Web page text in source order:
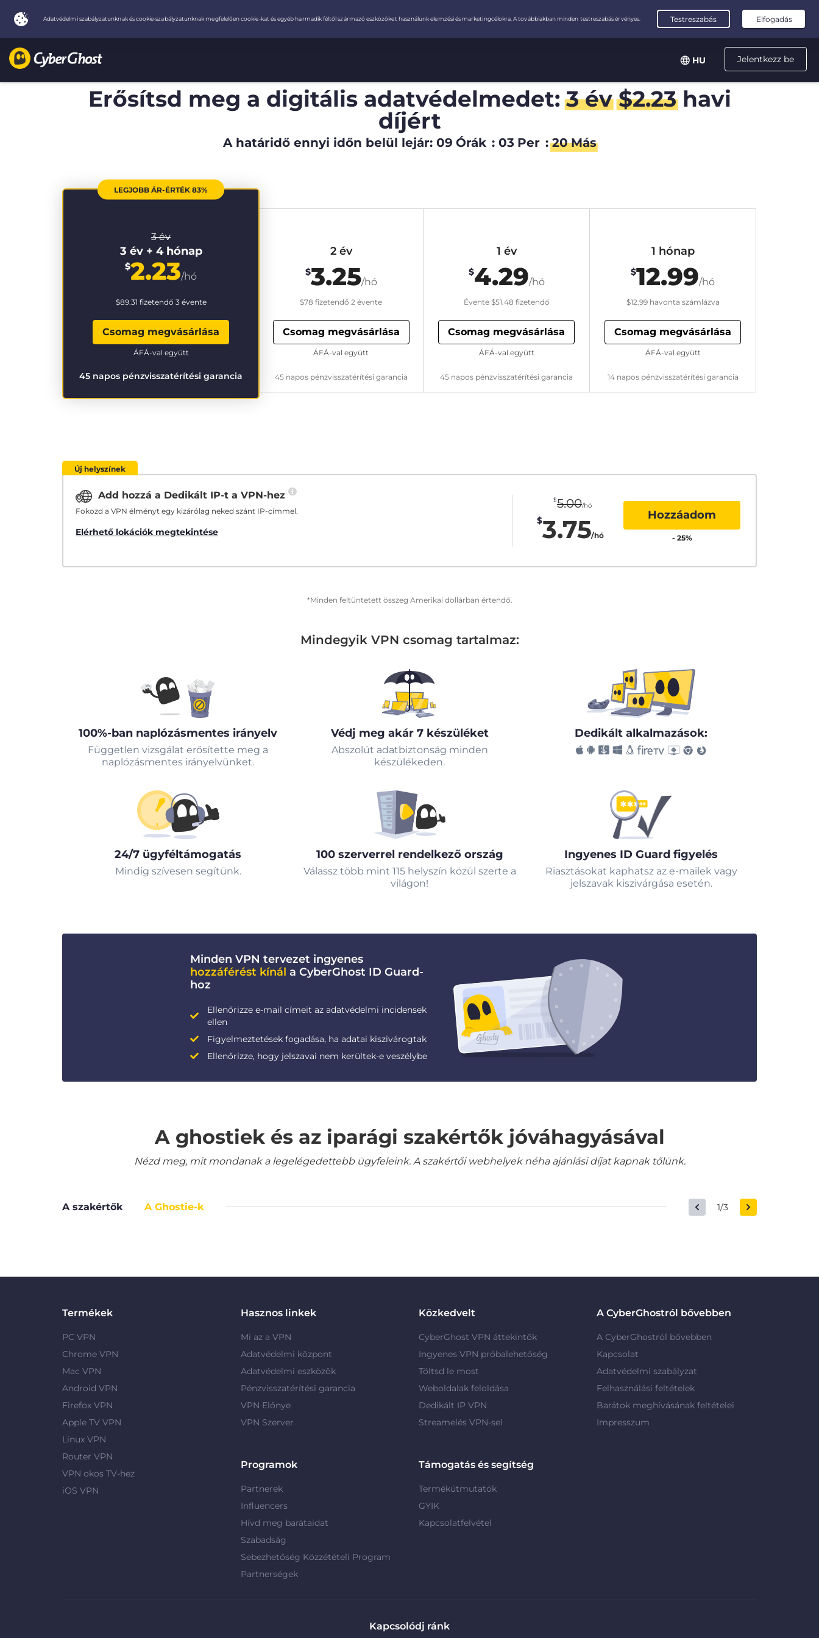
Jelentkezz be
HU
Erősítsd meg a digitális adatvédelmedet:3 év $2.23havi
díjért
A határidő ennyi időn belül lejár: 09 Órák : 03 Per : 19 Más
LEGJOBB ÁR-ÉRTÉK 83%
3 év
3 év + 4 hónap
$2.23/hó
$89.31 fizetendő 3 évente
Csomag megvásárlása
45 napos pénzvisszatérítési garancia
ÁFÁ-val együtt
2 év
$3.25/hó
$78 fizetendő 2 évente
Csomag megvásárlása
45 napos pénzvisszatérítési garancia
ÁFÁ-val együtt
1 év
$4.29/hó
Évente $51.48 fizetendő
Csomag megvásárlása
45 napos pénzvisszatérítési garancia
ÁFÁ-val együtt
1 hónap
$12.99/hó
$12.99havonta számlázva
Csomag megvásárlása
14 napos pénzvisszatérítési garancia
ÁFÁ-val együtt
Új helyszínek
Add hozzá a Dedikált IP-t a VPN-hez
Fokozd a VPN élményt egy kizárólag neked szánt IP-címmel.
Elérhető lokációk megtekintése
$5.00/hó
$3.75/hó
Hozzáadom
- 25%
*Minden feltüntetett összeg Amerikai dollárban értendő.
Mindegyik VPN csomag tartalmaz:
100%-ban naplózásmentes irányelv
Független vizsgálat erősítette meg a
naplózásmentes irányelvünket.
Védj meg akár 7 készüléket
Abszolút adatbiztonság minden
készülékeden.
Dedikált alkalmazások:
24/7 ügyféltámogatás
Mindig szívesen segítünk.
100 szerverrel rendelkező ország
Válassz több mint 115 helyszín közül szerte a
világon!
Ingyenes ID Guard figyelés
Riasztásokat kaphatsz az e-mailek vagy
jelszavak kiszivárgása esetén.
Minden VPN tervezet ingyenes
hozzáférést kínál a CyberGhost ID Guard-
hoz
Ellenőrizze e-mail címeit az adatvédelmi incidensek
ellen
Figyelmeztetések fogadása, ha adatai kiszivárogtak
Ellenőrizze, hogy jelszavai nem kerültek-e veszélybe
A ghostiek és az iparági szakértők jóváhagyásával
Nézd meg, mit mondanak a legelégedettebb ügyfeleink. A szakértői webhelyek néha ajánlási díjat kapnak tőlünk.
A szakértők A Ghostie-k 1/3
Termékek
PC VPN
Chrome VPN
Mac VPN
Android VPN
Firefox VPN
Apple TV VPN
Linux VPN
Router VPN
VPN okos TV-hez
iOS VPN
Hasznos linkek
Mi az a VPN
Adatvédelmi központ
Adatvédelmi eszközök
Pénzvisszatérítési garancia
VPN Előnye
VPN Szerver
Közkedvelt
CyberGhost VPN áttekintők
Ingyenes VPN próbalehetőség
Töltsd le most
Weboldalak feloldása
Dedikált IP VPN
Streamelés VPN-sel
A CyberGhostról bővebben
A CyberGhostról bővebben
Kapcsolat
Adatvédelmi szabályzat
Felhasználási feltételek
Barátok meghívásának feltételei
Impresszum
Programok
Partnerek
Influencers
Hívd meg barátaidat
Szabadság
Sebezhetőség Közzétételi Program
Partnerségek
Támogatás és segítség
Termékútmutatók
GYIK
Kapcsolatfelvétel
Kapcsolódj ránk